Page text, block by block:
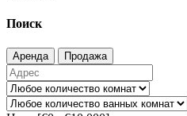
Поиск
Аренда Продажа